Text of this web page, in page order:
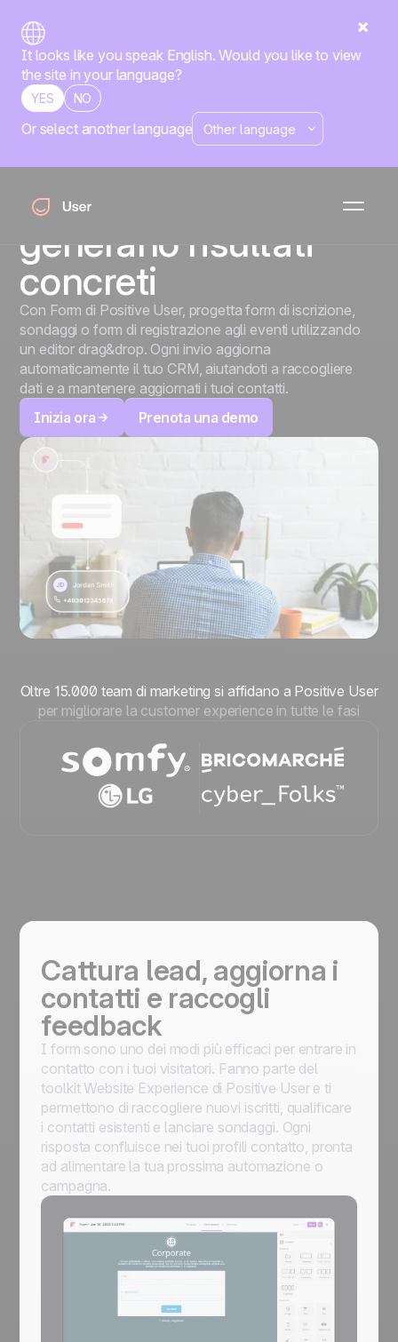
It looks like you speak English. Would you like to view
the site in your language?
YES NO
Or select another language
Form
Crea form che
catturano lead e
generano risultati
concreti
Con Form di Positive User, progetta form di iscrizione,
sondaggi o form di registrazione agli eventi utilizzando
un editor drag&drop. Ogni invio aggiorna
automaticamente il tuo CRM, aiutandoti a raccogliere
dati e a mantenere aggiornati i tuoi contatti.
Inizia ora
Prenota una demo
Oltre 15.000 team di marketing si affidano a Positive User
per migliorare la customer experience in tutte le fasi
Cattura lead, aggiorna i
contatti e raccogli
feedback
I form sono uno dei modi più efficaci per entrare in
contatto con i tuoi visitatori. Fanno parte del
toolkit Website Experience di Positive User e ti
permettono di raccogliere nuovi iscritti, qualificare
i contatti esistenti e lanciare sondaggi. Ogni
risposta confluisce nei tuoi profili contatto, pronta
ad alimentare la tua prossima automazione o
campagna.